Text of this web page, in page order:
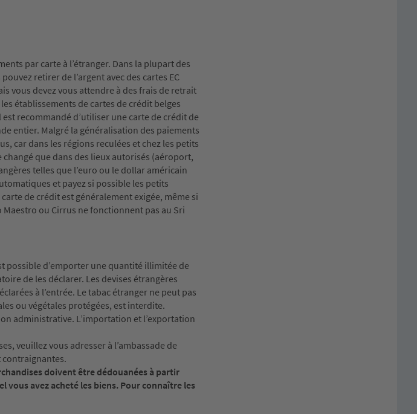
par carte à l’étranger. Dans la plupart des
retirer de l’argent avec des cartes EC
vous devez vous attendre à des frais de retrait
établissements de cartes de crédit belges
recommandé d’utiliser une carte de crédit de
entier. Malgré la généralisation des paiements
car dans les régions reculées et chez les petits
changé que dans des lieux autorisés (aéroport,
telles que l’euro ou le dollar américain
et payez si possible les petits
de crédit est généralement exigée, même si
ou Cirrus ne fonctionnent pas au Sri
possible d’emporter une quantité illimitée de
de les déclarer. Les devises étrangères
à l’entrée. Le tabac étranger ne peut pas
ou végétales protégées, est interdite.
administrative. L’importation et l’exportation
veuillez vous adresser à l’ambassade de
doivent être dédouanées à partir
vous avez acheté les biens. Pour connaître les